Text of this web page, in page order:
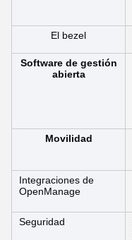
El bezel
Software de gestión
abierta
Movilidad
Integraciones de
OpenManage
Seguridad